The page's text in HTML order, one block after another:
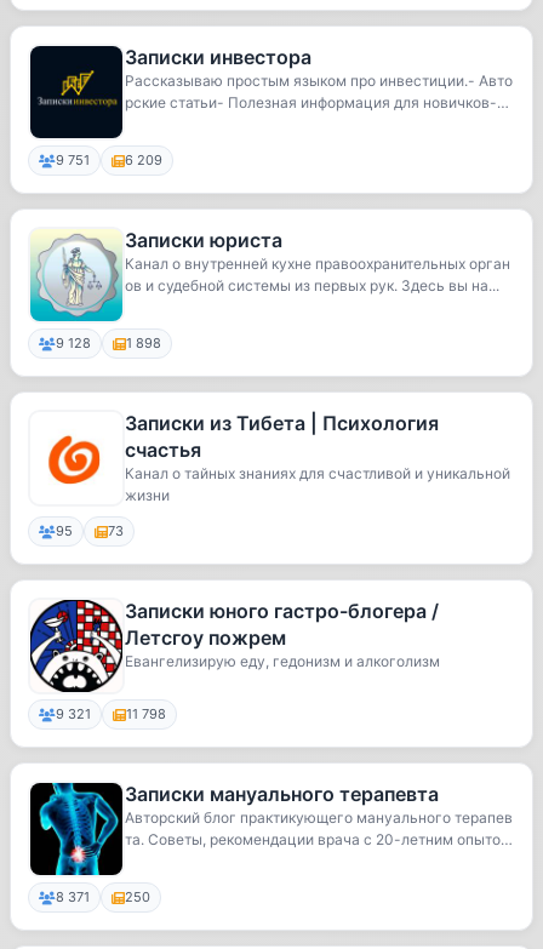
Записки инвестора
Рассказываю простым языком про инвестиции.- Авто
рские статьи- Полезная информация для новичков-
9 751 6 209
Записки юриста
Канал о внутренней кухне правоохранительных орган
ов и судебной системы из первых рук. Здесь вы на...
9 128 1 898
Записки из Тибета | Психология
счастья
Канал о тайных знаниях для счастливой и уникальной
жизни
95 73
Записки юного гастро-блогера /
Летсгоу пожрем
Евангелизирую еду, гедонизм и алкоголизм
9 321 11 798
Записки мануального терапевта
Авторский блог практикующего мануального терапев
та. Советы, рекомендации врача с 20-летним опыто
8 371 250